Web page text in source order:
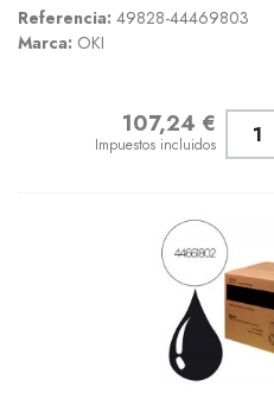
Referencia: 49828-44469803
Marca: OKI
Precio107,24 €
Impuestos incluidos